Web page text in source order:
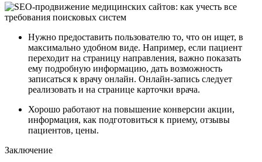
Нужно предоставить пользователю то, что он ищет, в
максимально удобном виде. Например, если пациент
переходит на страницу направления, важно показать
ему подробную информацию, дать возможность
записаться к врачу онлайн. Онлайн-запись следует
реализовать и на странице карточки врача.
Хорошо работают на повышение конверсии акции,
информация, как подготовиться к приему, отзывы
пациентов, цены.
Заключение